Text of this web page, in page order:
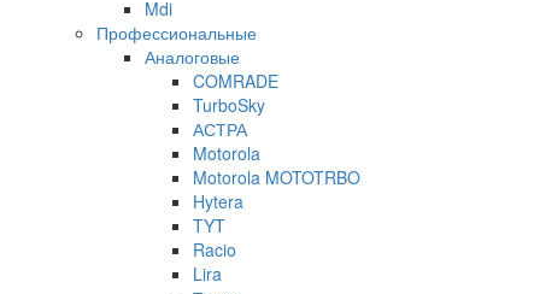
Mdi
Профессиональные
Аналоговые
COMRADE
TurboSky
АСТРА
Motorola
Motorola MOTOTRBO
Hytera
TYT
Racio
Lira